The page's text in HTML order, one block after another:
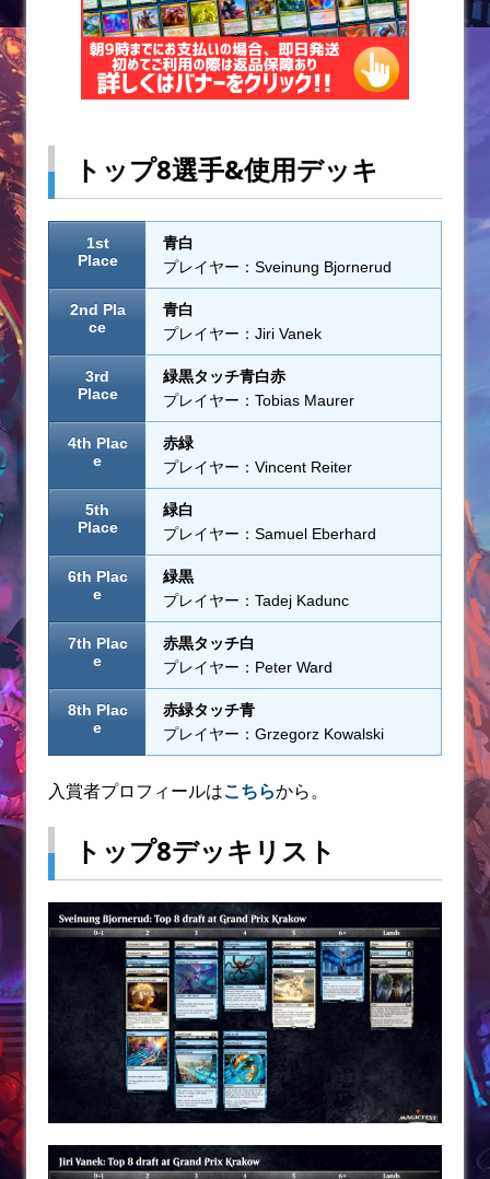
トップ8選手&使用デッキ
1st
Place
青白
プレイヤー：Sveinung Bjornerud
2nd Pla
ce
青白
プレイヤー：Jiri Vanek
3rd
Place
緑黒タッチ青白赤
プレイヤー：Tobias Maurer
4th Plac
e
赤緑
プレイヤー：Vincent Reiter
5th
Place
緑白
プレイヤー：Samuel Eberhard
6th Plac
e
緑黒
プレイヤー：Tadej Kadunc
7th Plac
e
赤黒タッチ白
プレイヤー：Peter Ward
8th Plac
e
赤緑タッチ青
プレイヤー：Grzegorz Kowalski
入賞者プロフィールはこちらから。
トップ8デッキリスト